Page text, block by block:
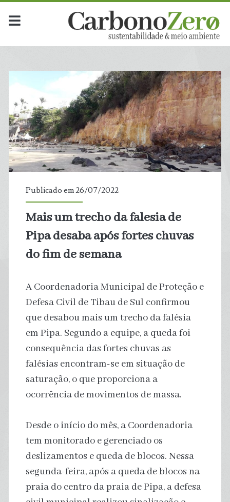
Publicado em 26/07/2022
Mais um trecho da falesia de
Pipa desaba após fortes chuvas
do fim de semana
A Coordenadoria Municipal de Proteção e
Defesa Civil de Tibau de Sul confirmou
que desabou mais um trecho da falésia
em Pipa. Segundo a equipe, a queda foi
consequência das fortes chuvas as
falésias encontram-se em situação de
saturação, o que proporciona a
ocorrência de movimentos de massa.
Desde o início do mês, a Coordenadoria
tem monitorado e gerenciado os
deslizamentos e queda de blocos. Nessa
segunda-feira, após a queda de blocos na
praia do centro da praia de Pipa, a defesa